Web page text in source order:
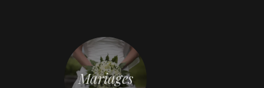
Mariages